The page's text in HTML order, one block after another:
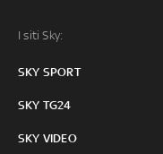
I siti Sky:
SKY SPORT
SKY TG24
SKY VIDEO